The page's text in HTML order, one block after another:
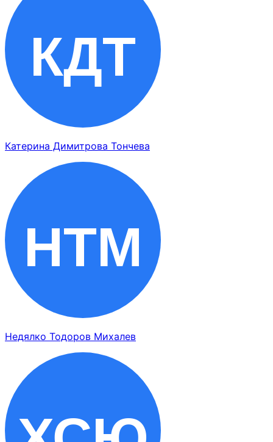
Катерина Димитрова Тончева
Недялко Тодоров Михалев